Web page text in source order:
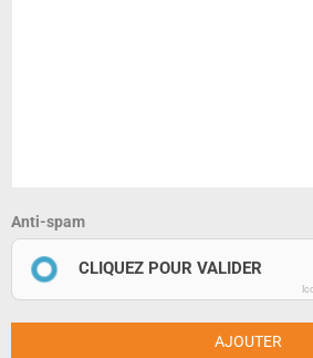
Anti-spam
CLIQUEZ POUR VALIDER
AJOUTER